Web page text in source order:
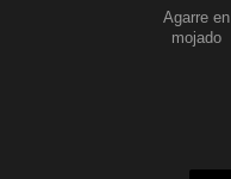
Agarre en
mojado